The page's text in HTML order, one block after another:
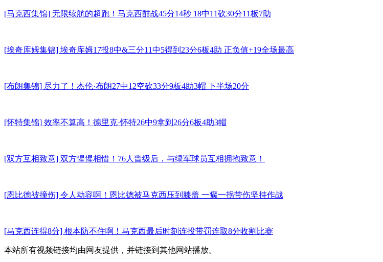
[马克西集锦] 无限续航的超跑！马克西酣战45分14秒 18中11砍30分11板7助
[埃奇库姆集锦] 埃奇库姆17投8中&三分11中5得到23分6板4助 正负值+19全场最高
[布朗集锦] 尽力了！杰伦·布朗27中12空砍33分9板4助3帽 下半场20分
[怀特集锦] 效率不算高！德里克·怀特26中9拿到26分6板4助3帽
[双方互相致意] 双方惺惺相惜！76人晋级后，与绿军球员互相拥抱致意！
[恩比德被撞伤] 令人动容啊！恩比德被马克西压到膝盖 一瘸一拐带伤坚持作战
[马克西连得8分] 根本防不住啊！马克西最后时刻连投带罚连取8分收割比赛
本站所有视频链接均由网友提供，并链接到其他网站播放。